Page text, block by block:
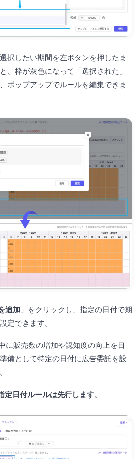
択したい期間を左ボタンを押したま
、枠が灰色になって「選択された」
ポップアップでルールを編集できま
追加 」をクリックし、指定の日付で期
定できます。
に販売数の増加や認知度の向上を目
備として特定の日付に広告委託を設
定日付ルールは先行します。